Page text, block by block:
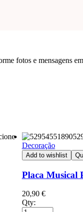
fotos e mensagens
Decoração
Add to wishlist
Placa Musical
20,90 €
Qty: